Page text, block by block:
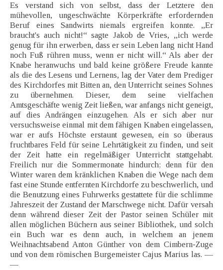
Es verstand sich von selbst, dass der Letztere den
mühevollen, ungeschwächte Körperkräfte erfordernden
Beruf eines Sandwirts niemals ergreifen konnte. „Er
braucht's auch nicht!“ sagte Jakob de Vries, „ich werde
genug für ihn erwerben, dass er sein Leben lang nicht Hand
noch Fuß rühren muss, wenn er nicht will.“ Als aber der
Knabe heranwuchs und bald keine größere Freude kannte
als die des Lesens und Lernens, lag der Vater dem Prediger
des Kirchdorfes mit Bitten an, den Unterricht seines Sohnes
zu übernehmen. Dieser, dem seine vielfachen
Amtsgeschäfte wenig Zeit ließen, war anfangs nicht geneigt,
auf dies Andrängen einzugehen. Als er sich aber nur
versuchsweise einmal mit dem fähigen Knaben eingelassen,
war er aufs Höchste erstaunt gewesen, ein so überaus
fruchtbares Feld für seine Lehrtätigkeit zu finden, und seit
der Zeit hatte ein regelmäßiger Unterricht stattgehabt.
Freilich nur die Sommermonate hindurch; denn für den
Winter waren dem kränklichen Knaben die Wege nach dem
fast eine Stunde entfernten Kirchdorfe zu beschwerlich, und
die Benutzung eines Fuhrwerks gestattete für die schlimme
Jahreszeit der Zustand der Marschwege nicht. Dafür versah
denn während dieser Zeit der Pastor seinen Schüler mit
allen möglichen Büchern aus seiner Bibliothek, und solch
ein Buch war es denn auch, in welchem an jenem
Weihnachtsabend Anton Günther von dem Cimbern-Zuge
und von dem römischen Burgemeister Cajus Marius las. —
—